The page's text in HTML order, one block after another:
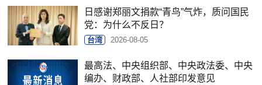
日感谢郑丽文捐款“青鸟”气炸，质问国民
党：为什么不反日？
台湾 2026-08-05
最高法、中央组织部、中央政法委、中央
编办、财政部、人社部印发意见